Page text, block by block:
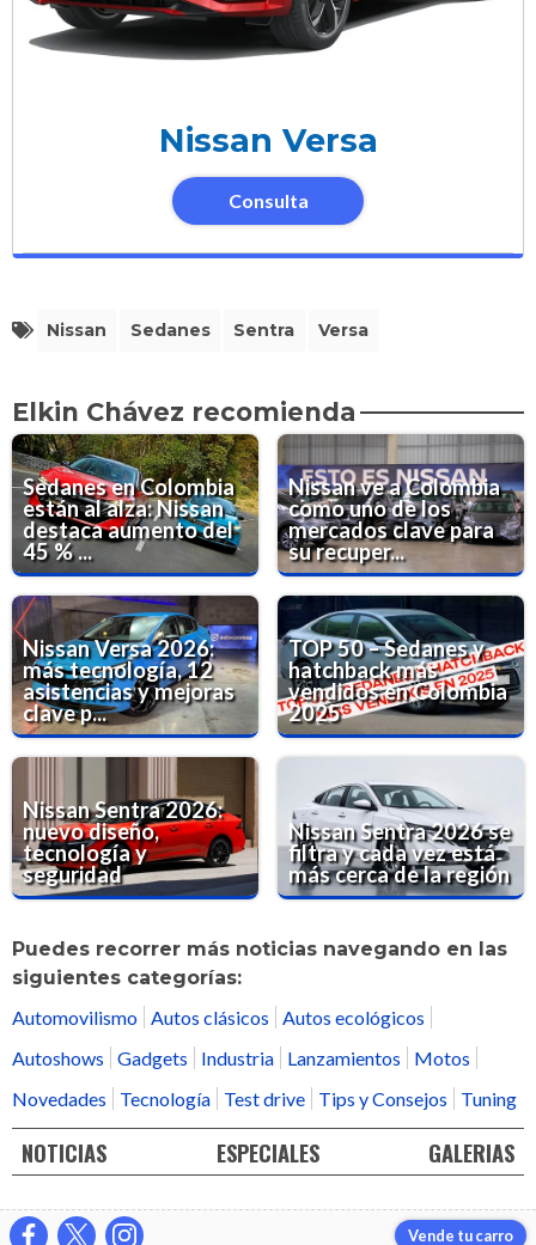
Nissan Versa
Consulta
Nissan Sedanes Sentra Versa
Elkin Chávez recomienda
Sedanes en Colombia
están al alza: Nissan
destaca aumento del
45 % ...
Nissan ve a Colombia
como uno de los
mercados clave para
su recuper...
Nissan Versa 2026:
más tecnología, 12
asistencias y mejoras
clave p...
TOP 50 – Sedanes y
hatchback más
vendidos en Colombia
2025
Nissan Sentra 2026:
nuevo diseño,
tecnología y
seguridad
Nissan Sentra 2026 se
filtra y cada vez está
más cerca de la región
Puedes recorrer más noticias navegando en las
siguientes categorías:
Automovilismo Autos clásicos
Autos ecológicos
Autoshows
Gadgets Industria Lanzamientos
Motos
Novedades
Tecnología Test drive Tips y Consejos Tuning
NOTICIAS ESPECIALES GALERIAS
Vende tu carro